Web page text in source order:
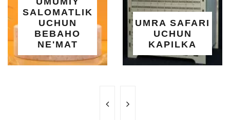
SALOMATLIK
UCHUN
BEBAHO
NE'MAT
UMRA SAFARI
UCHUN
KAPILKA